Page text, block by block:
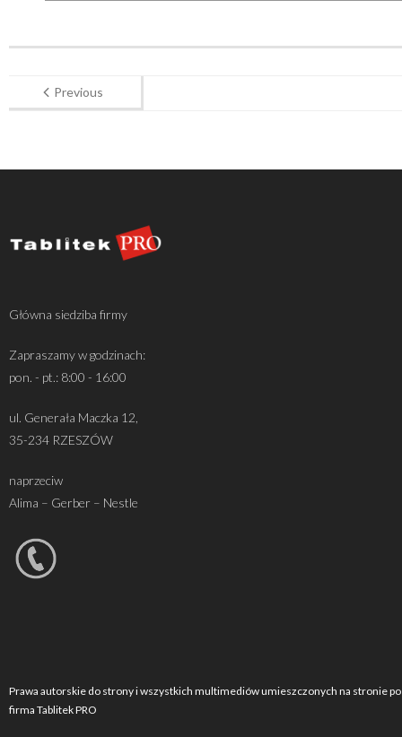
Previous
Główna siedziba firmy
Zapraszamy w godzinach:
pon. - pt.: 8:00 - 16:00
ul. Generała Maczka 12,
35-234 RZESZÓW
naprzeciw
Alima – Gerber – Nestle
Prawa autorskie do strony i wszystkich multimediów umieszczonych na stronie
firma Tablitek PRO